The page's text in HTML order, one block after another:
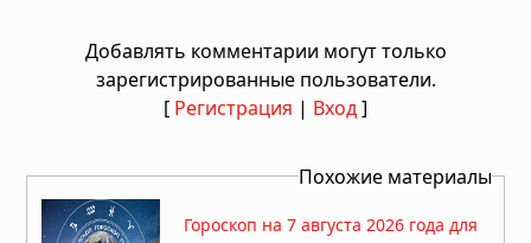
Добавлять комментарии могут только
зарегистрированные пользователи.
[ Регистрация | Вход]
Похожие материалы
Гороскоп на 7 августа 2026 года для